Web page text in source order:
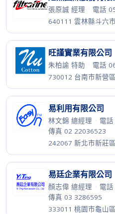
張原誠 經理 · 電話
640111 雲林縣斗六
旺謹實業有限公司
朱柏諭 特助 · 電話
730012 台南市新營
易利用有限公司
林文錦 總經理 · 電
傳真 02 22036523
242067 新北市新莊
易廷企業有限公司
顏志偉 總經理 · 電
傳真 03 3286595
333011 桃園市龜山